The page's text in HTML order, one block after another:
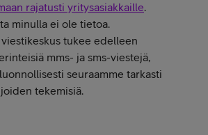
rajatusti yritysasiakkaille.
minulla ei ole tietoa.
tukee edelleen
mms- ja sms-viestejä,
seuraamme tarkasti
tekemisiä.